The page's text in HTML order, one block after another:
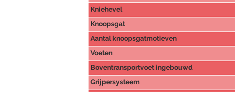
Kniehevel
Knoopsgat
Aantal knoopsgatmotieven
Voeten
Boventransportvoet ingebouwd
Grijpersysteem